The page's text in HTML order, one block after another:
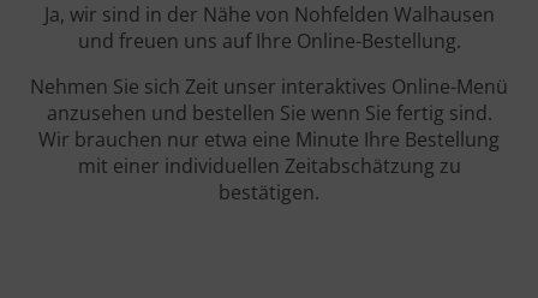
Ja, wir sind in der Nähe von Nohfelden Walhausen
und freuen uns auf Ihre Online-Bestellung.
Nehmen Sie sich Zeit unser interaktives Online-Menü
anzusehen und bestellen Sie wenn Sie fertig sind.
Wir brauchen nur etwa eine Minute Ihre Bestellung
mit einer individuellen Zeitabschätzung zu
bestätigen.